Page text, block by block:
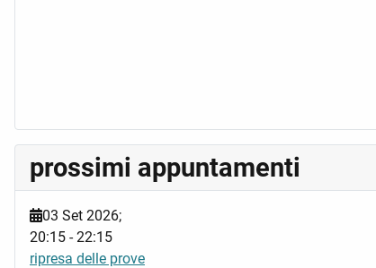
prossimi appuntamenti
03 Set 2026;
20:15 -22:15
ripresa delle prove